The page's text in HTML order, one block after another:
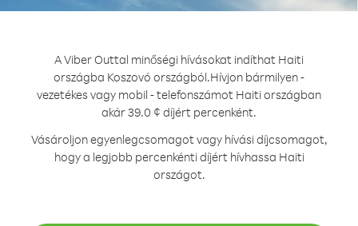
A Viber Outtal minőségi hívásokat indíthat Haiti
országba Koszovó országból.Hívjon bármilyen -
vezetékes vagy mobil - telefonszámot Haiti országban
akár 39.0 ¢ díjért percenként.
Vásároljon egyenlegcsomagot vagy hívási díjcsomagot,
hogy a legjobb percenkénti díjért hívhassa Haiti
országot.